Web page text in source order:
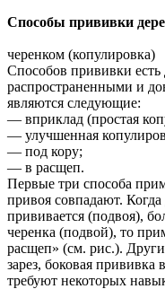
Способы прививки
черенком (копулировка)
Способов прививки есть
распространенными и
являются следующие:
— вприклад (простая
— улучшенная
— под кору;
— в расщеп.
Первые три способа
привоя совпадают. Когда
прививается (подвоя),
черенка (подвой), то
расщеп» (см. рис.).
зарез, боковая
требуют некоторых